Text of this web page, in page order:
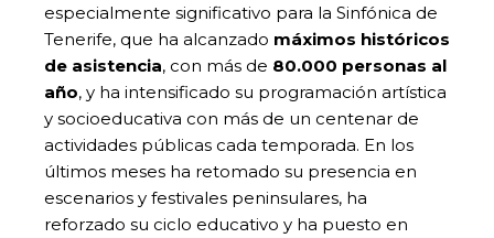
especialmente significativo para la Sinfónica de
Tenerife, que ha alcanzado máximos históricos
de asistencia, con más de 80.000 personas al
año, y ha intensificado su programación artística
y socioeducativa con más de un centenar de
actividades públicas cada temporada. En los
últimos meses ha retomado su presencia en
escenarios y festivales peninsulares, ha
reforzado su ciclo educativo y ha puesto en